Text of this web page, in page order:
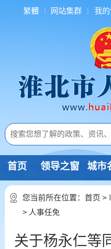
繁體 网站集群 我
首页 领导之窗 城市
您当前所在位置： 首页 >
> 人事任免
关于杨永仁等